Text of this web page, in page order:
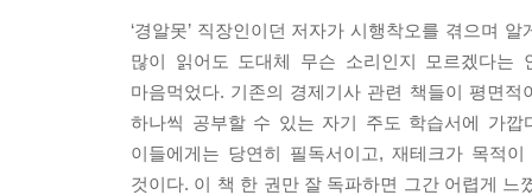
하는 외국 자본이 증가할 것입니다. 그들은 이러
래서 국내로 유입되는 외국인 자본이 많아집니다.
리 트레이드라고 합니다. 이렇듯 캐리 트레이드
입니다. 실제 2018년 하반기 한국(연 1.75%)과
벌어졌습니다. --- p.83
‘경알못’ 직장인이던 저자가 시행착오를 겪으며
많이 읽어도 도대체 무슨 소리인지 모르겠다는
마음먹었다. 기존의 경제기사 관련 책들이 평면
하나씩 공부할 수 있는 자기 주도 학습서에 가
이들에게는 당연히 필독서이고, 재테크가 목적
것이다. 이 책 한 권만 잘 독파하면 그간 어렵게